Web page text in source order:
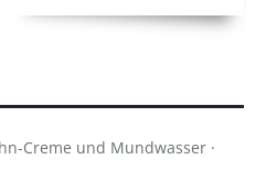
Creme und Mundwasser ·